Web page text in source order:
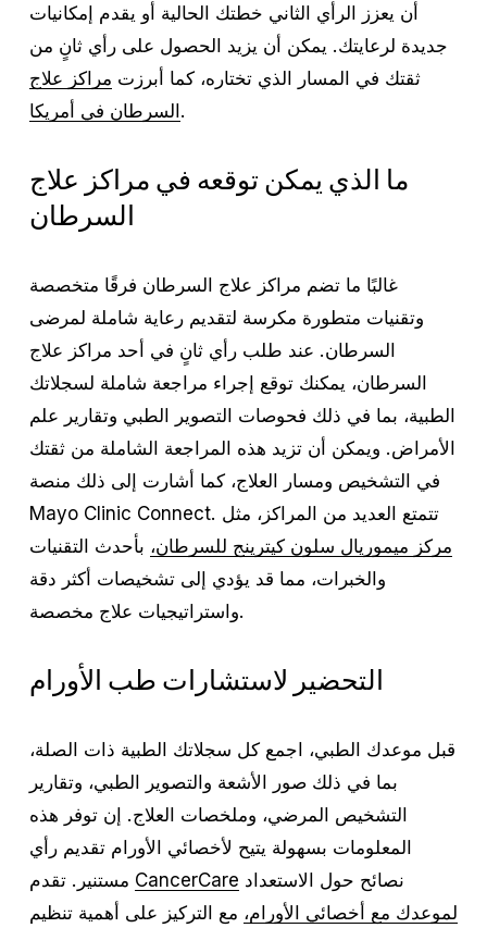
أن يعزز الرأي الثاني خطتك الحالية أو يقدم إمكانيات
جديدة لرعايتك. يمكن أن يزيد الحصول على رأي ثانٍ من
ثقتك في المسار الذي تختاره، كما أبرزت مراكز علاج
السرطان في أمريكا.
ما الذي يمكن توقعه في مراكز علاج
السرطان
غالبًا ما تضم مراكز علاج السرطان فرقًا متخصصة
وتقنيات متطورة مكرسة لتقديم رعاية شاملة لمرضى
السرطان. عند طلب رأي ثانٍ في أحد مراكز علاج
السرطان، يمكنك توقع إجراء مراجعة شاملة لسجلاتك
الطبية، بما في ذلك فحوصات التصوير الطبي وتقارير علم
الأمراض. ويمكن أن تزيد هذه المراجعة الشاملة من ثقتك
في التشخيص ومسار العلاج، كما أشارت إلى ذلك منصة
Mayo Clinic Connect. تتمتع العديد من المراكز، مثل
مركز ميموريال سلون كيترينج للسرطان، بأحدث التقنيات
والخبرات، مما قد يؤدي إلى تشخيصات أكثر دقة
واستراتيجيات علاج مخصصة.
التحضير لاستشارات طب الأورام
قبل موعدك الطبي، اجمع كل سجلاتك الطبية ذات الصلة،
بما في ذلك صور الأشعة والتصوير الطبي، وتقارير
التشخيص المرضي، وملخصات العلاج. إن توفر هذه
المعلومات بسهولة يتيح لأخصائي الأورام تقديم رأي
CancerCare نصائح حول الاستعداد
لموعدك مع أخصائي الأورام، مع التركيز على أهمية تنظيم